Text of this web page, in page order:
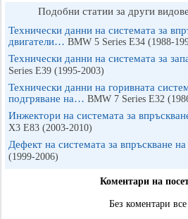
Подобни статии за други
Технически данни на системата за
двигатели… BMW 5 Series E34 (1988-
Технически данни на системата за
Series E39 (1995-2003)
Технически данни на горивната
подгряване на… BMW 7 Series E32
Инжектори на системата за
X3 Е83 (2003-2010)
Дефект на системата за впръскване на
(1999-2006)
Коментари на
Без коментари